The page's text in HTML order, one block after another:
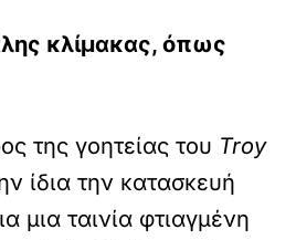
κλίμακας, όπως
της γοητείας του Troy
ίδια την κατασκευή
μια ταινία φτιαγμένη